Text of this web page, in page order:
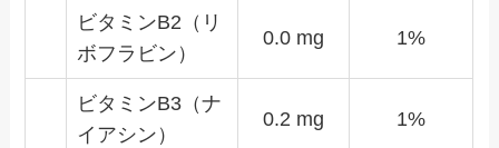
ビタミンB2（リ
ボフラビン）
0.0 mg 1%
ビタミンB3（ナ
イアシン）
0.2 mg 1%